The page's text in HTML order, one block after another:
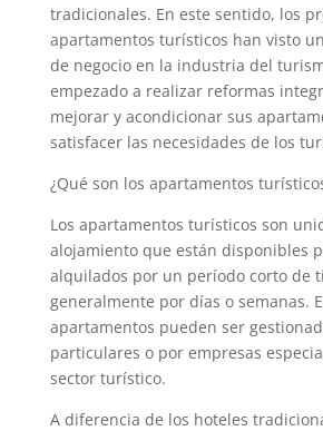
tradicionales. En este sentido, los
apartamentos turísticos han visto
de negocio en la industria del
empezado a realizar reformas
mejorar y acondicionar sus
satisfacer las necesidades de los
¿Qué son los apartamentos
Los apartamentos turísticos son
alojamiento que están disponibles
alquilados por un período corto de
generalmente por días o semanas.
apartamentos pueden ser
particulares o por empresas
sector turístico.
A diferencia de los hoteles